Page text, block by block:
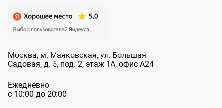
Москва, м. Маяковская, ул. Большая
Садовая, д. 5, под. 2, этаж 1А, офис А24
Ежедневно
с 10:00 до 20:00